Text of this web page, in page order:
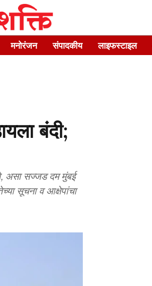
मनोरंजन संपादकीय लाइफस्टाइल
बंदी;
असा सज्जड दम मुंबई
सूचना व आक्षेपांचा